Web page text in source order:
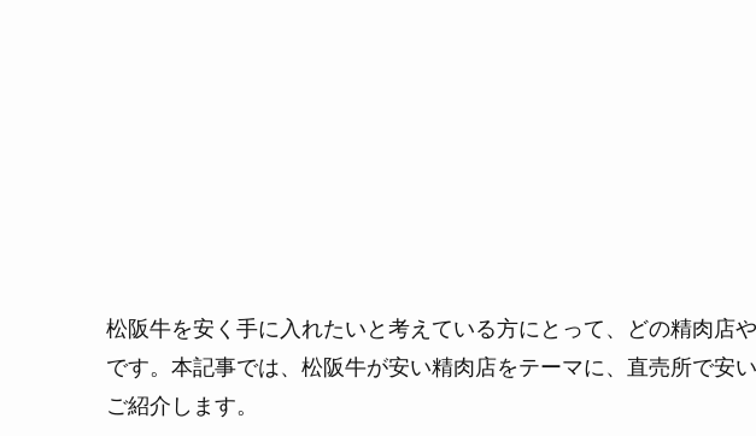
松阪牛を安く手に入れたいと考えている方にとって、どの精肉店
です。本記事では、松阪牛が安い精肉店をテーマに、直売所で安
ご紹介します。